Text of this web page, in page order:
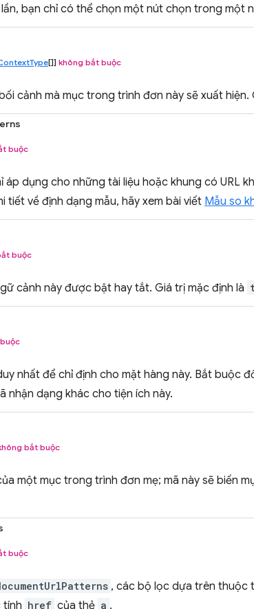
bạn chỉ có thể chọn một nút chọn trong một
[]] không bắt buộc
cảnh mà mục trong trình đơn này sẽ xuất hiện.
buộc
áp dụng cho những tài liệu hoặc khung có URL
tiết về định dạng mẫu, hãy xem bài viết Mẫu so
buộc
cảnh này được bật hay tắt. Giá trị mặc định là
nhất để chỉ định cho mặt hàng này. Bắt buộc
nhận dạng khác cho tiện ích này.
bắt buộc
một mục trong trình đơn mẹ; mã này sẽ biến
buộc
, các bộ lọc dựa trên thuộc
tính href của thẻ a .